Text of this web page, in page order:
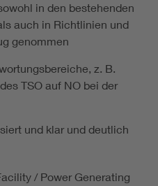
in den bestehenden
auch in Richtlinien und
genommen
z. B.
TSO auf NO bei der
und klar und deutlich
/ Power Generating